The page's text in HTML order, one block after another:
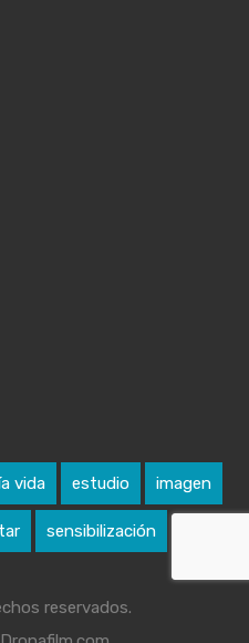
vida estudio imagen
sensibilización
reservados.